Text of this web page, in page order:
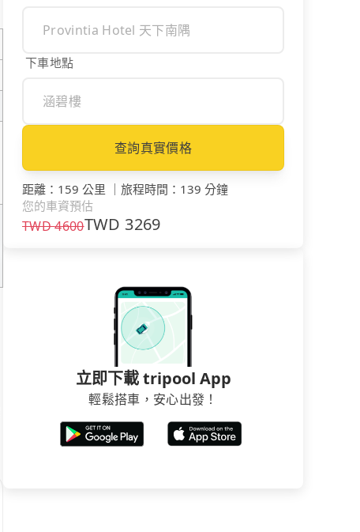
下車地點
查詢真實價格
距離 ： 159 公里 ｜ 旅程時間 ： 139 分鐘
您的車資預估
TWD4600TWD 3269
立即下載 tripool App
輕鬆搭車，安心出發！